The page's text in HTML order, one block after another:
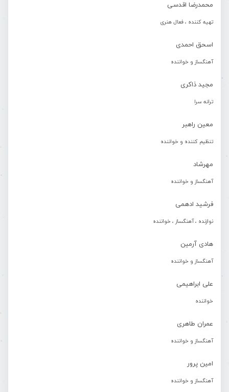
محمدرضا اقدسی
تهیه کننده ، فعال هنری
اسحق احمدی
آهنگساز و خواننده
مجید ذاکری
ترانه سرا
معین راهبر
تنظیم کننده و خواننده
مهرشاد
آهنگساز و خواننده
فرشید ادهمی
نوازنده ، آهنگساز ، خواننده
هادی آرمین
آهنگساز و خواننده
علی ابراهیمی
خواننده
عمران طاهری
آهنگساز و خواننده
امین پرور
آهنگساز و خواننده